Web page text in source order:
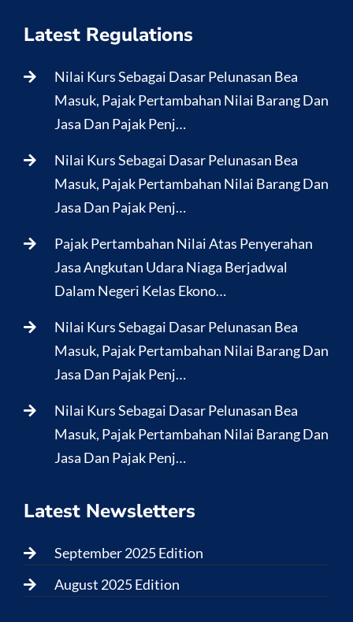
Latest Regulations
Nilai Kurs Sebagai Dasar Pelunasan Bea
Masuk, Pajak Pertambahan Nilai Barang Dan
Jasa Dan Pajak Penj…
Nilai Kurs Sebagai Dasar Pelunasan Bea
Masuk, Pajak Pertambahan Nilai Barang Dan
Jasa Dan Pajak Penj…
Pajak Pertambahan Nilai Atas Penyerahan
Jasa Angkutan Udara Niaga Berjadwal
Dalam Negeri Kelas Ekono…
Nilai Kurs Sebagai Dasar Pelunasan Bea
Masuk, Pajak Pertambahan Nilai Barang Dan
Jasa Dan Pajak Penj…
Nilai Kurs Sebagai Dasar Pelunasan Bea
Masuk, Pajak Pertambahan Nilai Barang Dan
Jasa Dan Pajak Penj…
Latest Newsletters
September 2025 Edition
August 2025 Edition